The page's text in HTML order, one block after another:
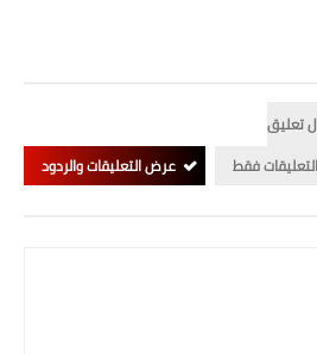
العالي
تعليق
فقط
عرض التعليقات والردود